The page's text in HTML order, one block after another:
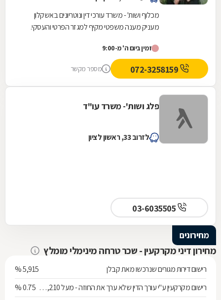
מכלוף ושות' - משרד עורכי דין ונוטריונים באשקלון
מעניק מענה משפטי מקיף למגזר הפרטי והעסקי.
עם...זמין ביום ה' מ-9:00
מספר מקשר
פלג ושות'- משרד עו"ד
לזרוב 33, ראשון לציון
מחירונים
מחירון דיני מקרקעין - שכר טרחה מינימלי מומלץ
רישום דירות מגורים שנרכשו מאת קבלן
5,915 %
רישום מקרקעין ע"י עורך הדין שלא ערך את החוזה - מעל 538,210 ש"ח 0.75 %